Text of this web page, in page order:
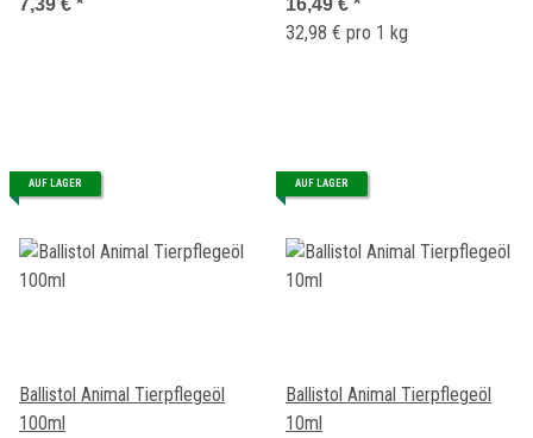
32,98 € pro 1 kg
AUF LAGER
Ballistol Animal Tierpflegeöl
100ml
AUF LAGER
Ballistol Animal Tierpflegeöl
10ml